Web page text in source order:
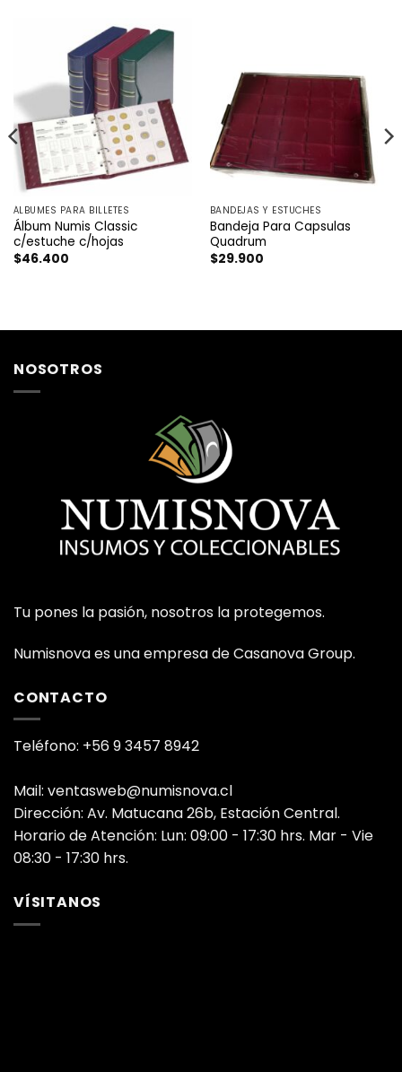
ÁLBUMES PARA BILLETES
Álbum Numis Classic
c/estuche c/hojas
$46.400
BANDEJAS Y ESTUCHES
Bandeja Para Capsulas
Quadrum
$29.900
NOSOTROS
Tu pones la pasión, nosotros la protegemos.
Numisnova es una empresa de Casanova Group.
CONTACTO
Teléfono: +56 9 3457 8942
Mail: ventasweb@numisnova.cl
Dirección: Av. Matucana 26b, Estación Central.
Horario de Atención: Lun: 09:00 - 17:30 hrs. Mar - Vie
08:30 - 17:30 hrs.
VÍSITANOS